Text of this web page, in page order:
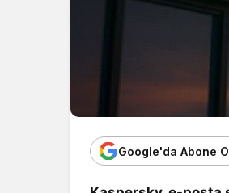
Google'da Abone